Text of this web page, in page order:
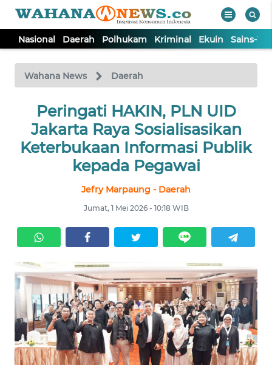
Nasional Daerah Polhukam Kriminal Ekuin Sains-
Wahana News Daerah
Peringati HAKIN, PLN UID
Jakarta Raya Sosialisasikan
Keterbukaan Informasi Publik
kepada Pegawai
Jefry Marpaung - Daerah
Jumat, 1 Mei 2026 - 10:18 WIB
TV
Tutup
NASIONAL
DAERAH
EKUIN
SAINS-TEKNO
KESEHATAN
INTERNASIONAL